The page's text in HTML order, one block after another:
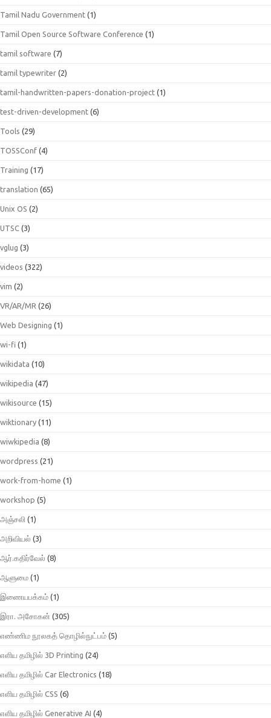
Tamil Nadu Government (1)
Tamil Open Source Software Conference (1)
tamil software (7)
tamil typewriter (2)
tamil-handwritten-papers-donation-project (1)
test-driven-development (6)
Tools (29)
TOSSConf (4)
Training (17)
translation (65)
Unix OS (2)
UTSC (3)
vglug (3)
videos (322)
vim (2)
VR/AR/MR (26)
Web Designing (1)
wi-fi (1)
wikidata (10)
wikipedia (47)
wikisource (15)
wiktionary (11)
wiwkipedia (8)
wordpress (21)
work-from-home (1)
workshop (5)
அஞ்சலி (1)
அறிவியல் (3)
ஆர்.கதிர்வேல் (8)
ஆளுமை (1)
இணையபக்கம் (1)
இரா. அசோகன் (305)
எண்ணிம நூலகத் தொழில்நுட்பம் (5)
எளிய தமிழில் 3D Printing (24)
எளிய தமிழில் Car Electronics (18)
எளிய தமிழில் CSS (6)
எளிய தமிழில் Generative AI (4)